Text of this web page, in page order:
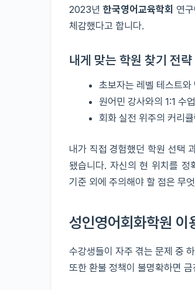
2023년한국영어교육학회 연
체감했다고 합니다.
내게 맞는 학원 찾기 전략
초보자는 레벨 테스트와
원어민 강사와의 1:1 수
회화 실전 위주의 커리
내가 직접 경험했던 학원 선택
됐습니다. 자신의 현 위치를
기준 외에 주의해야 할 점은 무
성인영어회화학원 이
수강생들이 자주 겪는 문제 중
또한 환불 정책이 불명확하면